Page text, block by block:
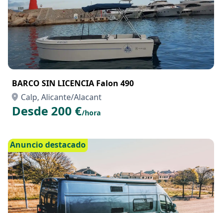
BARCO SIN LICENCIA Falon 490
Calp, Alicante/Alacant
Desde 200 €/hora
Anuncio destacado